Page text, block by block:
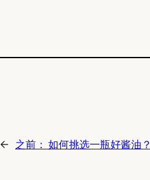
← 之前： 如何挑选一瓶好酱油？